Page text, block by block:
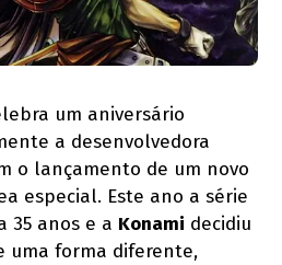
um aniversário
a desenvolvedora
o lançamento de um novo
especial. Este ano a série
35 anos e a Konami decidiu
uma forma diferente,